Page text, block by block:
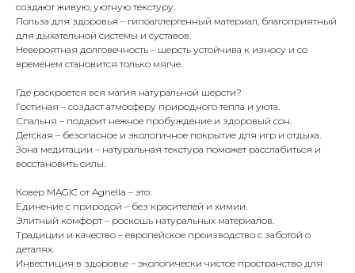
создают живую, уютную текстуру.
Польза для здоровья – гипоаллергенный материал, благоприятный
для дыхательной системы и суставов.
Невероятная долговечность – шерсть устойчива к износу и со
временем становится только мягче.
Где раскроется вся магия натуральной шерсти?
Гостиная – создаст атмосферу природного тепла и уюта.
Спальня – подарит нежное пробуждение и здоровый сон.
Детская – безопасное и экологичное покрытие для игр и отдыха.
Зона медитации – натуральная текстура поможет расслабиться и
восстановить силы.
Ковер MAGIC от Agnella – это:
Единение с природой – без красителей и химии.
Элитный комфорт – роскошь натуральных материалов.
Традиции и качество – европейское производство с заботой о
деталях.
Инвестиция в здоровье – экологически чистое пространство для